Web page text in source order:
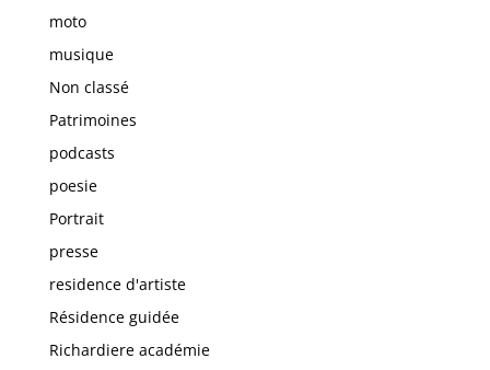
moto
musique
Non classé
Patrimoines
podcasts
poesie
Portrait
presse
residence d'artiste
Résidence guidée
Richardiere académie